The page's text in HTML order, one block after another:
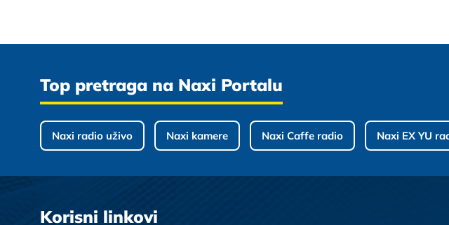
Top pretraga na Naxi Portalu
Naxi radio uživo Naxi kamere Naxi Caffe radio Naxi EX YU
Korisni linkovi